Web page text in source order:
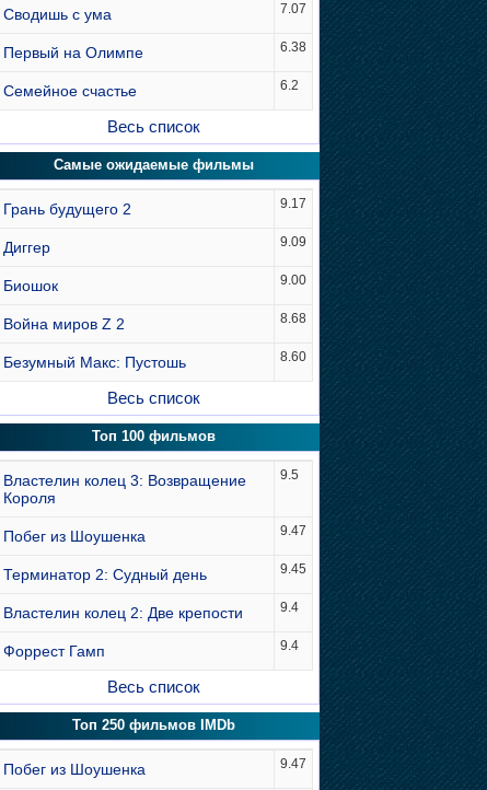
Сводишь с ума 7.07
Первый на Олимпе 6.38
Семейное счастье 6.2
Весь список
Самые ожидаемые фильмы
Грань будущего 2 9.17
Диггер 9.09
Биошок 9.00
Война миров Z 2 8.68
Безумный Макс: Пустошь 8.60
Весь список
Топ 100 фильмов
Властелин колец 3: Возвращение
Короля
9.5
Побег из Шоушенка 9.47
Терминатор 2: Судный день 9.45
Властелин колец 2: Две крепости 9.4
Форрест Гамп 9.4
Весь список
Топ 250 фильмов IMDb
Побег из Шоушенка 9.47